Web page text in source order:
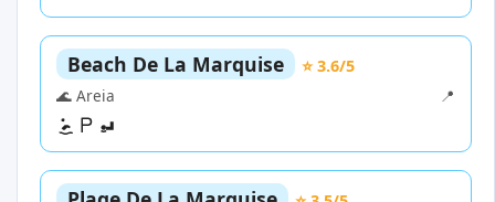
Beach De La Marquise
⭐ 3.6/5
🌊 Areia
📍